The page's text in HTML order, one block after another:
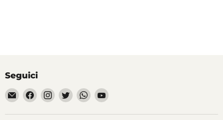
Seguici
Email
Divertilandia.it
Trovaci
su
Facebook
Trovaci
su
Instagram
Trovaci
su
Twitter
Trovaci
su
WhatsApp
Trovaci
YouTube